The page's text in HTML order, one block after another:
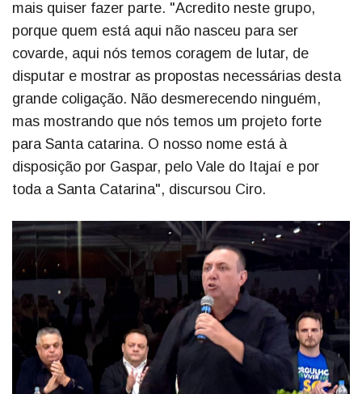
mais quiser fazer parte. "Acredito neste grupo,
porque quem está aqui não nasceu para ser
covarde, aqui nós temos coragem de lutar, de
disputar e mostrar as propostas necessárias desta
grande coligação. Não desmerecendo ninguém,
mas mostrando que nós temos um projeto forte
para Santa catarina. O nosso nome está à
disposição por Gaspar, pelo Vale do Itajaí e por
toda a Santa Catarina", discursou Ciro.